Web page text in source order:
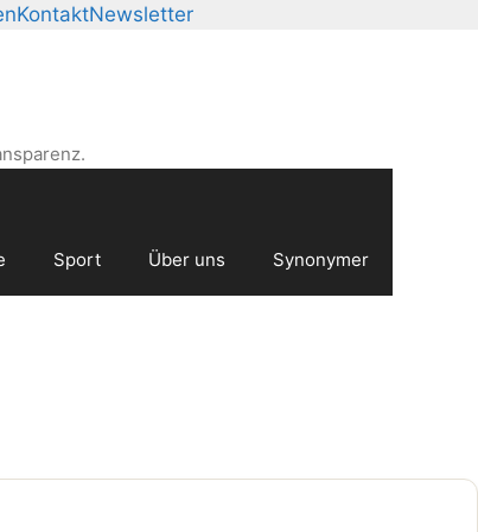
KontaktNewsletter
Sport Über uns Synonymer